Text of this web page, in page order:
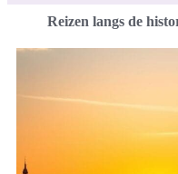
Reizen langs de